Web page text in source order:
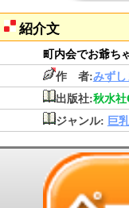
紹介文
町内会でお爺ち
作 者:みずし
出版社:秋水
ジャンル: 巨乳